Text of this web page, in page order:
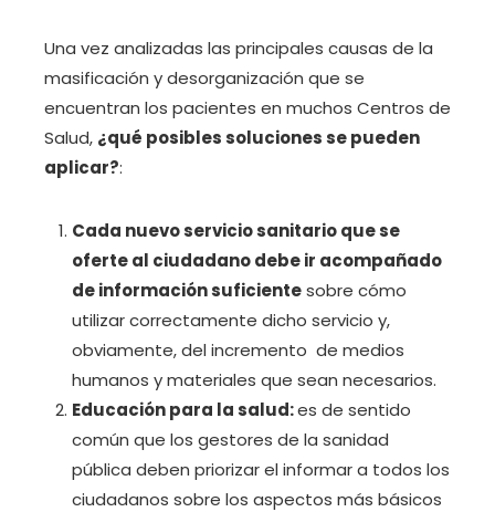
Una vez analizadas las principales causas de la
masificación y desorganización que se
encuentran los pacientes en muchos Centros de
Salud, ¿qué posibles soluciones se pueden
aplicar?:
Cada nuevo servicio sanitario que se
oferte al ciudadano debe ir acompañado
de información suficientesobre cómo
utilizar correctamente dicho servicio y,
obviamente, del incremento de medios
humanos y materiales que sean necesarios.
Educación para la salud:es de sentido
común que los gestores de la sanidad
pública deben priorizar el informar a todos los
ciudadanos sobre los aspectos más básicos